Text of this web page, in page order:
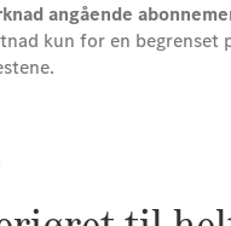
angående
kun for en